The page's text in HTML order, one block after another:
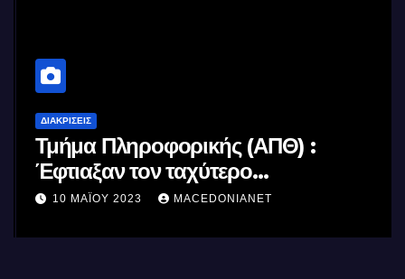
ΔΙΑΚΡΊΣΕΙΣ
Τμήμα Πληροφορικής (ΑΠΘ) :
Έφτιαξαν τον ταχύτερο
επεξεργαστή AI στον κόσμο με τη
10 ΜΑΪ́ΟΥ 2023 MACEDONIANET